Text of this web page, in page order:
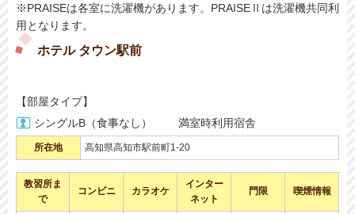
※PRAISEは各室に洗濯機があります。PRAISEⅡは洗濯機共同利
用となります。
ホテル タウン駅前
【部屋タイプ】
シングルB（食事なし）
満室時利用宿舎
所在地 高知県高知市駅前町1-20
教習所ま
で
コンビニ カラオケ
インター
ネット
門限 喫煙情報